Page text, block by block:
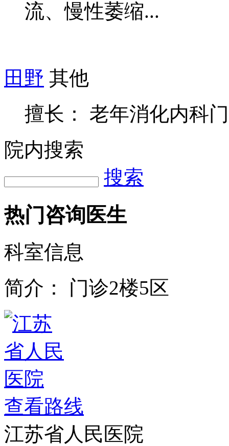
流、慢性萎缩...
田野 其他
擅长： 老年消化内科
院内搜索
搜索
热门咨询医生
科室信息
简介：
门诊2楼5区
查看路线
江苏省人民医院